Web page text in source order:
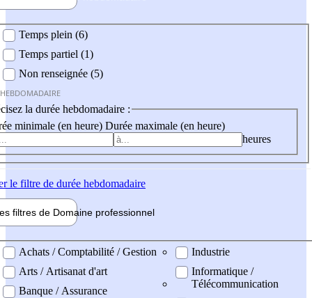
Temps plein (6)
Temps partiel (1)
Non renseignée (5)
la durée hebdomadaire :
minimale (en heure) Durée maximale (en heure)
heures
le filtre de durée hebdomadaire
filtres de Domaine professionnel
professionel
Achats / Comptabilité / Gestion
Arts / Artisanat d'art
Banque / Assurance
Industrie
Informatique /
Télécommunication